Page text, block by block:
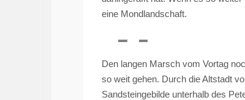
eine Mondlandschaft.
Den langen Marsch vom Vortag
so weit gehen. Durch die Altstadt
Sandsteingebilde unterhalb des